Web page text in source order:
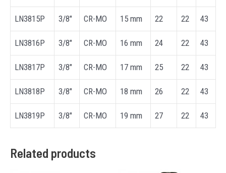
LN3815P 3/8″ CR-MO 15 mm 22 22 43
LN3816P 3/8″ CR-MO 16 mm 24 22 43
LN3817P 3/8″ CR-MO 17 mm 25 22 43
LN3818P 3/8″ CR-MO 18 mm 26 22 43
LN3819P 3/8″ CR-MO 19 mm 27 22 43
Related products